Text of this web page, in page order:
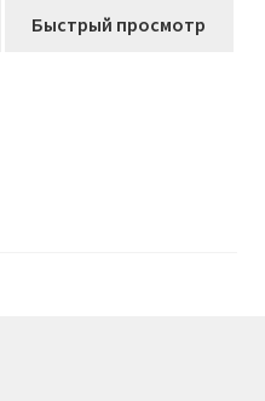
2,00₽
Быстрый просмотр